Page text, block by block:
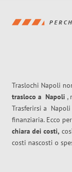
Traslochi Napoli
trasloco a Napoli ,
Trasferirsi a Napoli
finanziaria. Ecco
chiara dei costi,
costi nascosti o